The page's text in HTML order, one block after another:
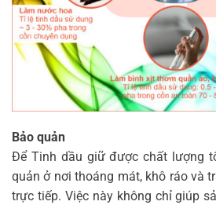
Bảo quản
Để Tinh dầu giữ được chất lượng
quản ở nơi thoáng mát, khô ráo và
trực tiếp. Việc này không chỉ giúp